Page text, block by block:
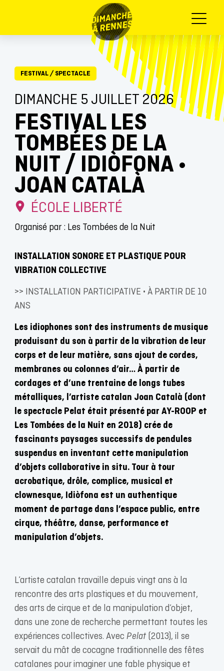
Menu
FESTIVAL/ SPECTACLE
DIMANCHE 5 JUILLET 2026
FESTIVAL LES
TOMBÉES DE LA
NUIT / IDIÒFONA •
JOAN CATALÀ
ÉCOLE LIBERTÉ
Organisé par : Les Tombées de la Nuit
INSTALLATION SONORE ET PLASTIQUE POUR
VIBRATION COLLECTIVE
>> INSTALLATION PARTICIPATIVE • À PARTIR DE 10
ANS
Les idiophones sont des instruments de musique
produisant du son à partir de la vibration de leur
corps et de leur matière, sans ajout de cordes,
membranes ou colonnes d’air… À partir de
cordages et d’une trentaine de longs tubes
métalliques, l’artiste catalan Joan Català (dont
le spectacle Pelat était présenté par AY-ROOP et
Les Tombées de la Nuit en 2018) crée de
fascinants paysages successifs de pendules
suspendus en inventant cette manipulation
d’objets collaborative in situ. Tour à tour
acrobatique, drôle, complice, musical et
clownesque, Idiòfona est un authentique
moment de partage dans l’espace public, entre
cirque, théâtre, danse, performance et
manipulation d’objets.
L’artiste catalan travaille depuis vingt ans à la
rencontre des arts plastiques et du mouvement,
des arts de cirque et de la manipulation d’objet,
dans une zone de recherche permettant toutes les
expériences collectives. Avec Pelat(2013), il se
servait du mât de cocagne traditionnelle des fêtes
catalanes pour imaginer une fable physique et